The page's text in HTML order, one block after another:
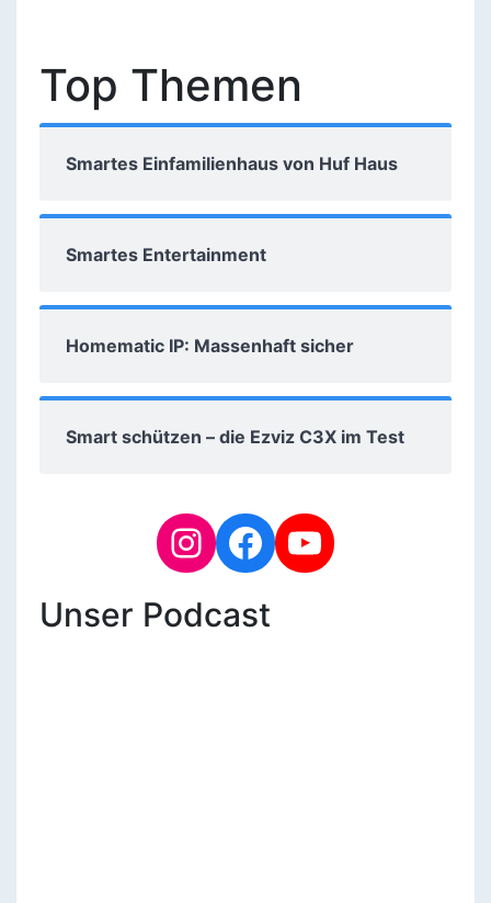
Top Themen
Smartes Einfamilienhaus von Huf Haus
Smartes Entertainment
Homematic IP: Massenhaft sicher
Smart schützen – die Ezviz C3X im Test
Unser Podcast